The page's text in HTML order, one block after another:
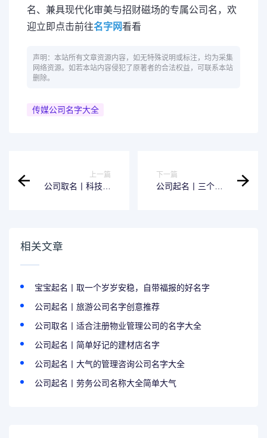
名、兼具现代化审美与招财磁场的专属公司名，欢
迎立即点击前往名字网看看
声明：本站所有文章资源内容，如无特殊说明或标注，均为采集
网络资源。如若本站内容侵犯了原著者的合法权益，可联系本站
删除。
传媒公司名字大全
上一篇
公司取名丨科技公
下一篇
公司起名丨三个字
相关文章
宝宝起名丨取一个岁岁安稳，自带福报的好名字
公司起名丨旅游公司名字创意推荐
公司取名丨适合注册物业管理公司的名字大全
公司起名丨简单好记的建材店名字
公司起名丨大气的管理咨询公司名字大全
公司起名丨劳务公司名称大全简单大气